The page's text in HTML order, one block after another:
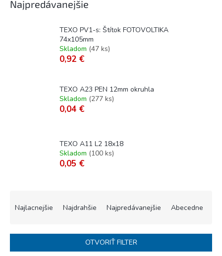
Najpredávanejšie
TEXO PV1-s: Štítok FOTOVOLTIKA
74x105mm
Skladom (47 ks)
0,92 €
TEXO A23 PEN 12mm okruhla
Skladom (277 ks)
0,04 €
TEXO A11 L2 18x18
Skladom (100 ks)
0,05 €
i
Najlacnejšie Najdrahšie Najpredávanejšie Abecedne
OTVORIŤ FILTER